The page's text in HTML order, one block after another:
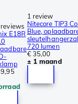
E18R
1 review
Nitecore TIP3
Blue,
720 lumen
€ 35,00
± 1 maand